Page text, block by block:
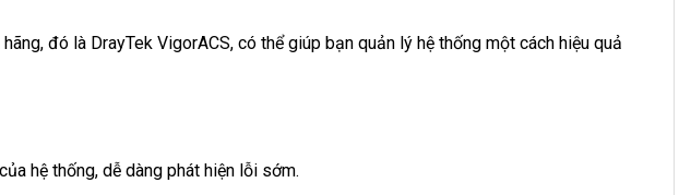
đó là DrayTek VigorACS, có thể giúp bạn quản lý hệ thống một cách hiệu quả
hệ thống, dễ dàng phát hiện lỗi sớm.